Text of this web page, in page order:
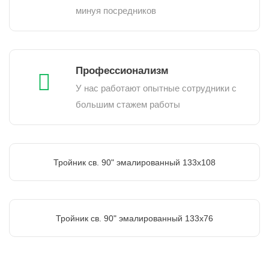
минуя посредников
Профессионализм
У нас работают опытные сотрудники с
большим стажем работы
Тройник св. 90" эмалированный 133х108
Тройник св. 90" эмалированный 133х76